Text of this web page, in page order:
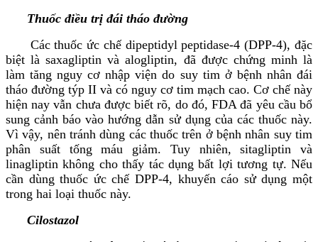
Thuốc điều trị đái tháo đường
Các thuốc ức chế dipeptidyl peptidase-4 (DPP-4), đặc
biệt là saxagliptin và alogliptin, đã được chứng minh là
làm tăng nguy cơ nhập viện do suy tim ở bệnh nhân đái
tháo đường týp II và có nguy cơ tim mạch cao. Cơ chế này
hiện nay vẫn chưa được biết rõ, do đó, FDA đã yêu cầu bổ
sung cảnh báo vào hướng dẫn sử dụng của các thuốc này.
Vì vậy, nên tránh dùng các thuốc trên ở bệnh nhân suy tim
phân suất tống máu giảm. Tuy nhiên, sitagliptin và
linagliptin không cho thấy tác dụng bất lợi tương tự. Nếu
cần dùng thuốc ức chế DPP-4, khuyến cáo sử dụng một
trong hai loại thuốc này.
Cilostazol